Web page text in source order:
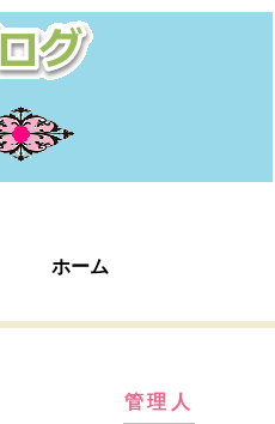
ホーム
管理人